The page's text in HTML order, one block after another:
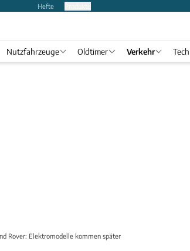
Hefte
Nutzfahrzeuge Oldtimer Verkehr
Rover: Elektromodelle kommen später